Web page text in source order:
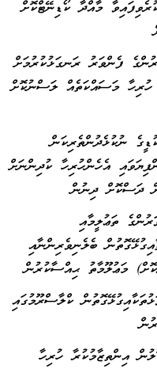
މާއްދާ ކޯޑިނޭޓްކޮށް
ފެންވަރު ރަނގަޅުކުރުމަށް
ހުރިހާ މަސައްކަތެއް ލަސްނުކޮށް
ނުކުޅެދުންތެރިކަން
އެހެންހުރިހާ ކުދިންނަށް
ދަސްކޮށް ދިނުން
ތަޢުލީމާއި
ބެލެނިވެރިންނާއި
މަޢުލޫމާތު ޙިއްސާކުރުން
ކްލާސްރޫމުގައި
އިންތިޒާމުކުރާ ހުރިހާ